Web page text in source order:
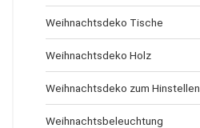
Weihnachtsdeko Tische
Weihnachtsdeko Holz
Weihnachtsdeko zum Hinstellen
Weihnachtsbeleuchtung